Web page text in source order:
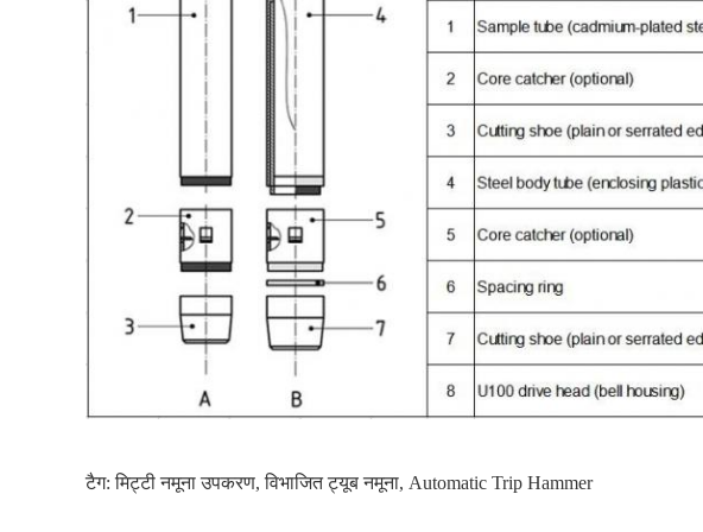
टैग:मिट्टी नमूना उपकरण, विभाजित ट्यूब नमूना, Automatic Trip Hammer